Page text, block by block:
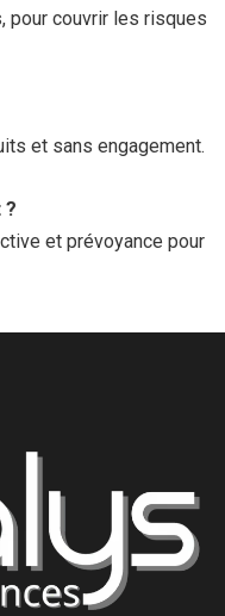
pour couvrir les risques
et sans engagement.
?
et prévoyance pour